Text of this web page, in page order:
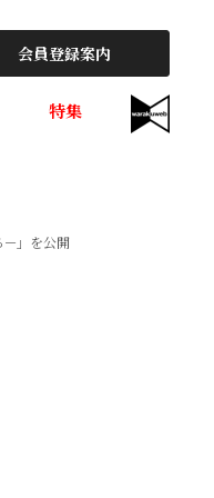
会員登録案内
特集
」を公開